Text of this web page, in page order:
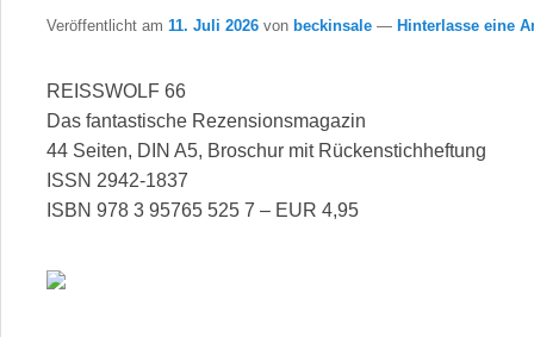
Veröffentlicht am 11. Juli 2026 von beckinsale — Hinterlasse eine
REISSWOLF 66
Das fantastische Rezensionsmagazin
44 Seiten, DIN A5, Broschur mit Rückenstichheftung
ISSN 2942-1837
ISBN 978 3 95765 525 7 – EUR 4,95